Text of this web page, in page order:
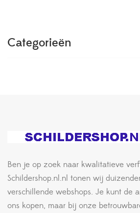
Categorieën
Ben je op zoek naar kwalitatieve
Schildershop.nl.nl tonen wij
verschillende webshops. Je kunt de
ons kopen, maar bij onze